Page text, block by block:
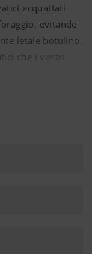
acquattati
evitando
letale botulino.
che i vostri
barra dotata di
dalla
sempre
lavoro
Inoltre per